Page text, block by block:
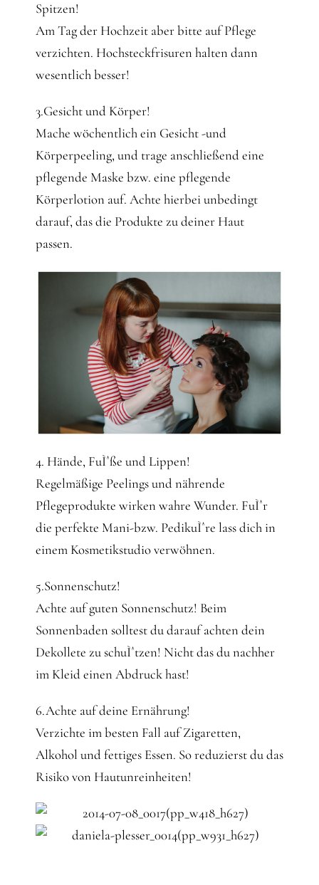
Spitzen!
Am Tag der Hochzeit aber bitte auf Pflege
verzichten. Hochsteckfrisuren halten dann
wesentlich besser!
3.Gesicht und Körper!
Mache wöchentlich ein Gesicht -und
Körperpeeling, und trage anschließend eine
pflegende Maske bzw. eine pflegende
Körperlotion auf. Achte hierbei unbedingt
darauf, das die Produkte zu deiner Haut
passen.
4. Hände, FuÌˆße und Lippen!
Regelmäßige Peelings und nährende
Pflegeprodukte wirken wahre Wunder. FuÌˆr
die perfekte Mani-bzw. PedikuÌˆre lass dich in
einem Kosmetikstudio verwöhnen.
5.Sonnenschutz!
Achte auf guten Sonnenschutz! Beim
Sonnenbaden solltest du darauf achten dein
Dekollete zu schuÌˆtzen! Nicht das du nachher
im Kleid einen Abdruck hast!
6.Achte auf deine Ernährung!
Verzichte im besten Fall auf Zigaretten,
Alkohol und fettiges Essen. So reduzierst du das
Risiko von Hautunreinheiten!